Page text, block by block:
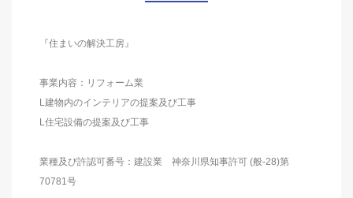
『住まいの解決工房』
事業内容：リフォーム業
L建物内のインテリアの提案及び工事
L住宅設備の提案及び工事
業種及び許認可番号：建設業 神奈川県知事許可 (般-28)第
70781号